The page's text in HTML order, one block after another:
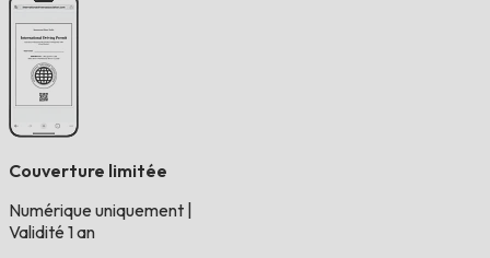
Couverture limitée
Numérique uniquement
Validité 1 an